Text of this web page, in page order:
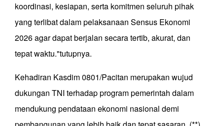
koordinasi, kesiapan, serta komitmen seluruh pihak
yang terlibat dalam pelaksanaan Sensus Ekonomi
2026 agar dapat berjalan secara tertib, akurat, dan
tepat waktu."tutupnya.
Kehadiran Kasdim 0801/Pacitan merupakan wujud
dukungan TNI terhadap program pemerintah dalam
mendukung pendataan ekonomi nasional demi